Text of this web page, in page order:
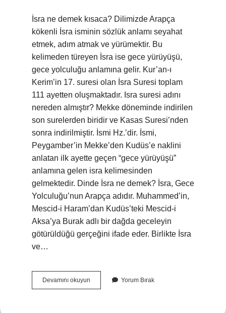
İsra ne demek kısaca? Dilimizde Arapça
kökenli İsra isminin sözlük anlamı seyahat
etmek, adım atmak ve yürümektir. Bu
kelimeden türeyen İsra ise gece yürüyüşü,
gece yolculuğu anlamına gelir. Kur’an-ı
Kerim’in 17. suresi olan İsra Suresi toplam
111 ayetten oluşmaktadır. Isra suresi adını
nereden almıştır? Mekke döneminde indirilen
son surelerden biridir ve Kasas Suresi’nden
sonra indirilmiştir. İsmi Hz.’dir. İsmi,
Peygamber’in Mekke’den Kudüs’e naklini
anlatan ilk ayette geçen “gece yürüyüşü”
anlamına gelen isra kelimesinden
gelmektedir. Dinde İsra ne demek? İsra, Gece
Yolculuğu’nun Arapça adıdır. Muhammed’in,
Mescid-i Haram’dan Kudüs’teki Mescid-i
Aksa’ya Burak adlı bir dağda geceleyin
götürüldüğü gerçeğini ifade eder. Birlikte İsra
ve…
Devamını okuyun
Nedir
Yorum Bırak